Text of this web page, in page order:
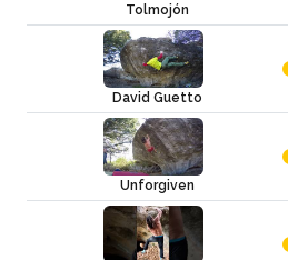
Tolmojón
David Guetto
Unforgiven